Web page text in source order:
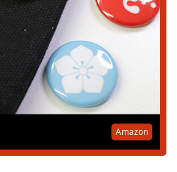
Amazon